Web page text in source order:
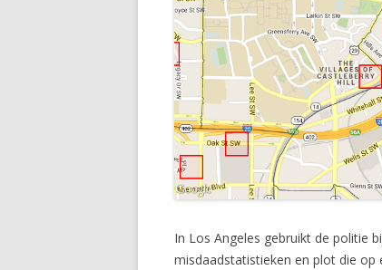
In Los Angeles gebruikt de politie
misdaadstatistieken en plot die op